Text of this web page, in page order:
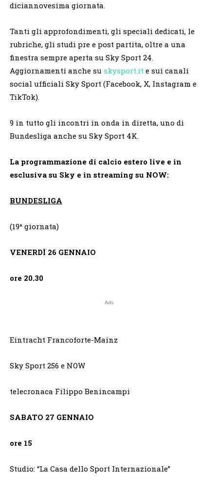
diciannovesima giornata.
Tanti gli approfondimenti, gli speciali dedicati, le
rubriche, gli studi pre e post partita, oltre a una
finestra sempre aperta su Sky Sport 24.
Aggiornamenti anche su skysport.it e sui canali
social ufficiali Sky Sport (Facebook, X, Instagram e
TikTok).
9 in tutto gli incontri in onda in diretta, uno di
Bundesliga anche su Sky Sport 4K.
La programmazione di calcio estero live e in
esclusiva su Sky e in streaming su NOW:
BUNDESLIGA
(19^ giornata)
VENERDÌ 26 GENNAIO
ore 20.30
Ads
Eintracht Francoforte-Mainz
Sky Sport 256 e NOW
telecronaca Filippo Benincampi
SABATO 27 GENNAIO
ore 15
Studio: “La Casa dello Sport Internazionale”